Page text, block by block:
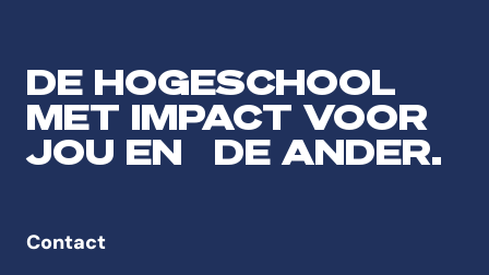
DE HOGESCHOOL
MET IMPACT VOOR
JOU EN DE ANDER.
Contact